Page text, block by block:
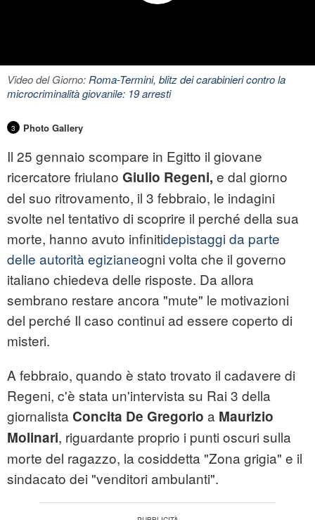
Video del Giorno:Roma-Termini, blitz dei carabinieri contro la
microcriminalità giovanile: 19 arresti
3 Photo Gallery
Il 25 gennaio scompare in Egitto il giovane
ricercatore friulano Giulio Regeni, e dal giorno
del suo ritrovamento, il 3 febbraio, le indagini
svolte nel tentativo di scoprire il perché della sua
morte, hanno avuto infinitidepistaggi da parte
delle autorità egizianeogni volta che il governo
italiano chiedeva delle risposte. Da allora
sembrano restare ancora "mute" le motivazioni
del perché Il caso continui ad essere coperto di
misteri.
A febbraio, quando è stato trovato il cadavere di
Regeni, c'è stata un'intervista su Rai 3 della
giornalista Concita De Gregorio a Maurizio
Molinari, riguardante proprio i punti oscuri sulla
morte del ragazzo, la cosiddetta "Zona grigia" e il
sindacato dei "venditori ambulanti".